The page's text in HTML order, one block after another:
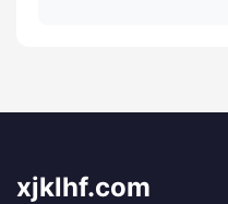
xjklhf.com